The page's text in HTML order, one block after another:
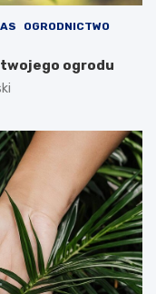
OGRODNICTWO
twojego ogrodu